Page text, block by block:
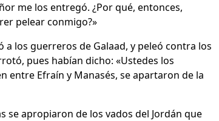
me los entregó. ¿Por qué, entonces,
pelear conmigo?»
a los guerreros de Galaad, y peleó contra los
pues habían dicho: «Ustedes los
entre Efraín y Manasés, se apartaron de la
se apropiaron de los vados del Jordán que